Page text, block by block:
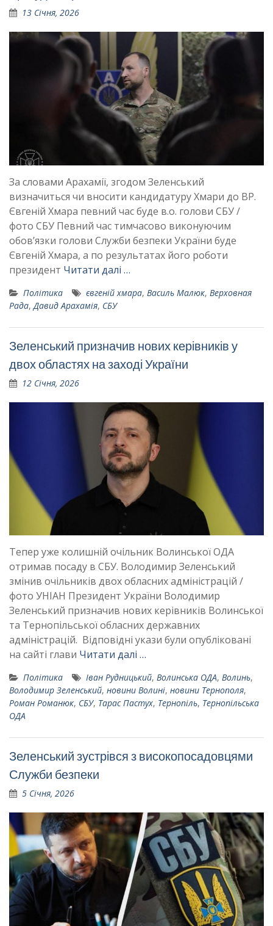
13 Січня, 2026
За словами Арахамії, згодом Зеленський
визначиться чи вносити кандидатуру Хмари до ВР.
Євгеній Хмара певний час буде в.о. голови СБУ /
фото СБУ Певний час тимчасово виконуючим
обовʼязки голови Служби безпеки України буде
Євгеній Хмара, а по результатах його роботи
президент Читати далі …
Політика євгеній хмара, Василь Малюк, Верховная
Рада, Давид Арахамія, СБУ
Зеленський призначив нових керівників у
двох областях на заході України
12 Січня, 2026
Тепер уже колишній очільник Волинської ОДА
отримав посаду в СБУ. Володимир Зеленський
змінив очільників двох обласних адміністрацій /
фото УНІАН Президент України Володимир
Зеленський призначив нових керівників Волинської
та Тернопільської обласних державних
адміністрацій. Відповідні укази були опубліковані
на сайті глави Читати далі …
Політика Іван Рудницький, Волинська ОДА, Волинь,
Володимир Зеленський, новини Волині, новини Тернополя,
Роман Романюк, СБУ, Тарас Пастух, Тернопіль, Тернопільська
ОДА
Зеленський зустрівся з високопосадовцями
Служби безпеки
5 Січня, 2026